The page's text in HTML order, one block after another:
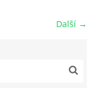
Další →